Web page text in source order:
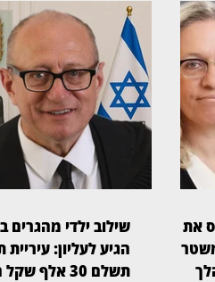
את
שילוב ילדי מהגרים
הגיע לעליון:
תשלם 30 אלף שקל הוצאות